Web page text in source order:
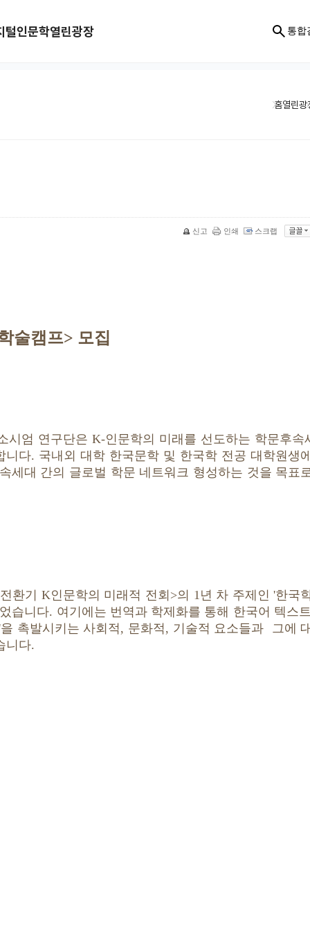
털인문학열린광장 통합
홈열린광
신고 인쇄 스크랩
술캠프> 모집
엄 연구단은 K-인문학의 미래를 선도하는 학문후속
다. 국내외 대학 한국문학 및 한국학 전공 대학원생
세대 간의 글로벌 학문 네트워크 형성하는 것을 목표
환기 K인문학의 미래적 전회>의 1년 차 주제인 '한국
습니다. 여기에는 번역과 학제화를 통해 한국어 텍스
촉발시키는 사회적, 문화적, 기술적 요소들과 그에
니다.